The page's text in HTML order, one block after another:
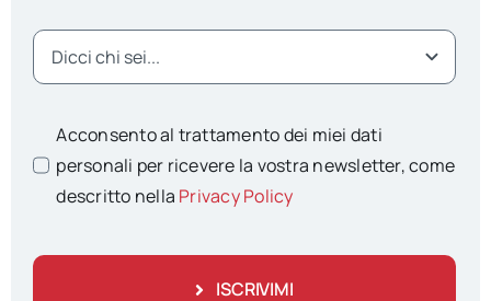
Acconsento al trattamento dei miei dati
personali per ricevere la vostra newsletter, come
descritto nella Privacy Policy
ISCRIVIMI